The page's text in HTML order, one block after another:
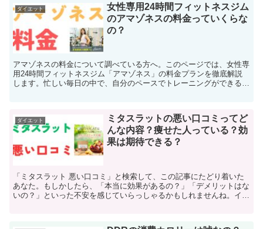
ダイエット
女性専用24時間フィットネスジム
のアマゾネスの料金っていくらな
の？
アマゾネスの料金について調べている方へ。このページでは、女性専
用24時間フィットネスジム「アマゾネス」の料金プランを徹底解説
します。忙しい毎日の中で、自分のペースでトレーニングができるア
ダイエット
ミタスラットの悪い口コミってど
んな内容？痩せた人っている？効
果は期待できる？
「ミタスラット 悪い口コミ」と検索して、この記事にたどり着いた
あなた。もしかしたら、「本当に効果があるの？」「デメリットはな
いの？」といった不安を感じていらっしゃるかもしれませんね。イン